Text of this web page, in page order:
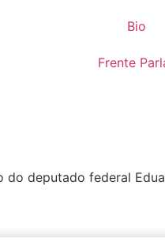
Bio
Frente
deputado federal